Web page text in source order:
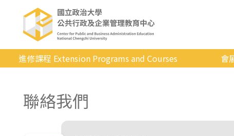
進修課程 Extension Programs and Courses
專業/學分
證照/考試
會
聯絡我們